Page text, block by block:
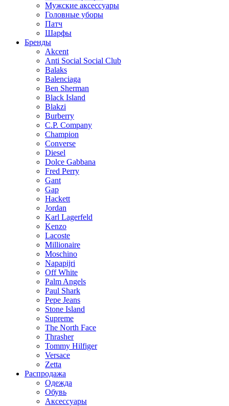
Мужские аксессуары
Головные уборы
Патч
Шарфы
Бренды
Akcent
Anti Social Social Club
Balaks
Balenciaga
Ben Sherman
Black Island
Blakzi
Burberry
C.P. Company
Champion
Converse
Diesel
Dolce Gabbana
Fred Perry
Gant
Gap
Hackett
Jordan
Karl Lagerfeld
Kenzo
Lacoste
Millionaire
Moschino
Napapijri
Off White
Palm Angels
Paul Shark
Pepe Jeans
Stone Island
Supreme
The North Face
Thrasher
Tommy Hilfiger
Versace
Zetta
Распродажа
Одежда
Обувь
Аксессуары